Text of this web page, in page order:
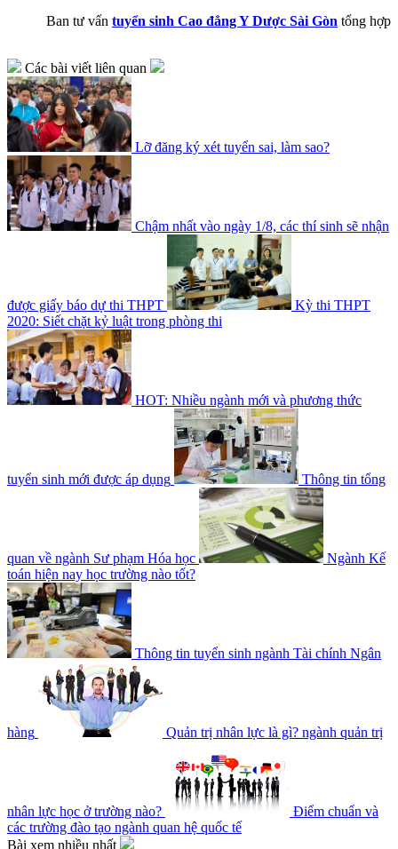
Ban tư vấn tuyển sinh Cao đẳng Y Dược Sài Gòn tổng hợp
Các bài viết liên quan
Lỡ đăng ký xét tuyển sai, làm sao?
Chậm nhất vào ngày 1/8, các thí sinh sẽ nhận
được giấy báo dự thi THPT
Kỳ thi THPT
2020: Siết chặt kỷ luật trong phòng thi
HOT: Nhiều ngành mới và phương thức
tuyển sinh mới được áp dụng Thông tin tổng
quan về ngành Sư phạm Hóa học
Ngành Kế
toán hiện nay học trường nào tốt?
Thông tin tuyển sinh ngành Tài chính Ngân
hàng Quản trị nhân lực là gì? ngành quản trị
nhân lực học ở trường nào?
Điểm chuẩn và
các trường đào tạo ngành quan hệ quốc tế
Bài xem nhiều nhất